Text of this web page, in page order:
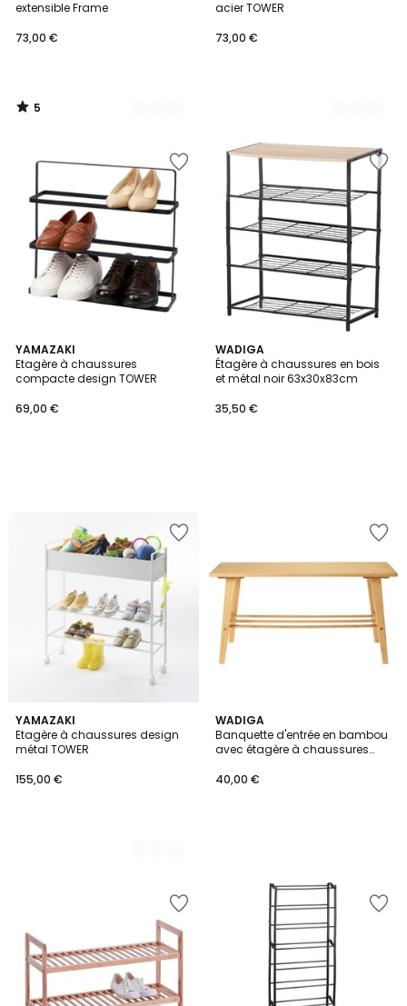
extensible Frame
73,00 €
5
5
/
acier TOWER
73,00 €
YAMAZAKI
Etagère à chaussures
compacte design TOWER
69,00 €
WADIGA
Étagère à chaussures en bois
et métal noir 63x30x83cm
35,50 €
YAMAZAKI
Etagère à chaussures design
métal TOWER
155,00 €
2
Couleurs
WADIGA
Banquette d'entrée en bambou
avec étagère à chaussures
40,00 €